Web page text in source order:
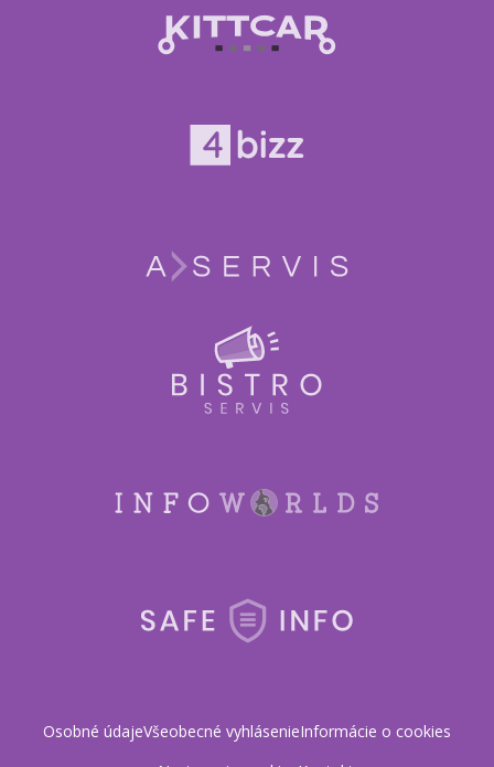
Osobné údajeVšeobecné vyhlásenieInformácie o cookies